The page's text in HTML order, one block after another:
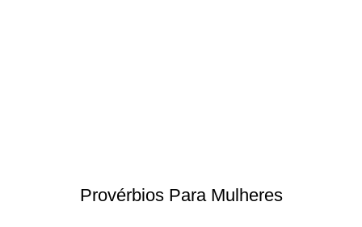
Provérbios Para Mulheres